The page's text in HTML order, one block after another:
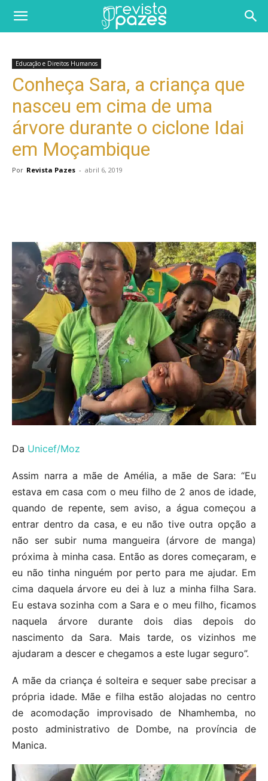
Educação e Direitos Humanos
Conheça Sara, a criança que
nasceu em cima de uma
árvore durante o ciclone Idai
em Moçambique
Por Revista Pazes - abril 6, 2019
Da Unicef/Moz
Assim narra a mãe de Amélia, a mãe de Sara: “Eu
estava em casa com o meu filho de 2 anos de idade,
quando de repente, sem aviso, a água começou a
entrar dentro da casa, e eu não tive outra opção a
não ser subir numa mangueira (árvore de manga)
próxima à minha casa. Então as dores começaram, e
eu não tinha ninguém por perto para me ajudar. Em
cima daquela árvore eu dei à luz a minha filha Sara.
Eu estava sozinha com a Sara e o meu filho, ficamos
naquela árvore durante dois dias depois do
nascimento da Sara. Mais tarde, os vizinhos me
ajudaram a descer e chegamos a este lugar seguro”.
A mãe da criança é solteira e sequer sabe precisar a
própria idade. Mãe e filha estão alojadas no centro
de acomodação improvisado de Nhamhemba, no
posto administrativo de Dombe, na província de
Manica.